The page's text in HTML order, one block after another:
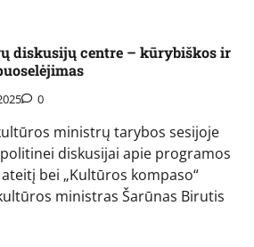
diskusijų centre – kūrybiškos ir
0
ministrų tarybos sesijoje
diskusijai apie programos
bei „Kultūros kompaso“
ministras Šarūnas Birutis